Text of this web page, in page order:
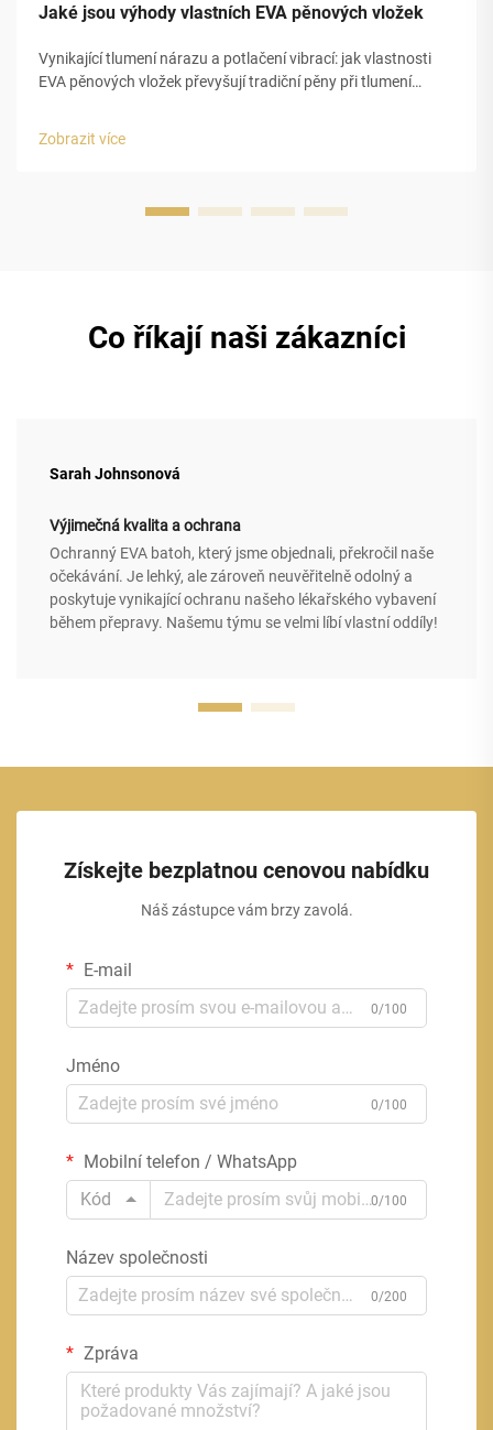
Jaké jsou výhody vlastních EVA pěnových vložek
Vynikající tlumení nárazu a potlačení vibrací: jak vlastnosti
EVA pěnových vložek převyšují tradiční pěny při tlumení
Zobrazit více
Co říkají naši zákazníci
Sarah Johnsonová
Výjimečná kvalita a ochrana
Ochranný EVA batoh, který jsme objednali, překročil naše
očekávání. Je lehký, ale zároveň neuvěřitelně odolný a
poskytuje vynikající ochranu našeho lékařského vybavení
během přepravy. Našemu týmu se velmi líbí vlastní oddíly!
Získejte bezplatnou cenovou nabídku
Náš zástupce vám brzy zavolá.
E-mail
0/100
Jméno
0/100
Mobilní telefon / WhatsApp
Kód
0/100
Název společnosti
0/200
Zpráva